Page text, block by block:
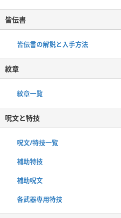
皆伝書
皆伝書の解説と入手方法
紋章
紋章一覧
呪文と特技
呪文/特技一覧
補助特技
補助呪文
各武器専用特技